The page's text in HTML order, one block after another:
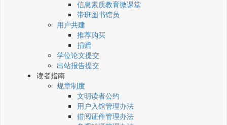
信息素质教育微课堂
带班图书馆员
用户共建
推荐购买
捐赠
学位论文提交
出站报告提交
读者指南
规章制度
文明读者公约
用户入馆管理办法
借阅证件管理办法